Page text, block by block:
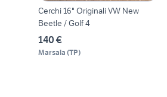
Cerchi 16" Originali VW New
Beetle / Golf 4
140 €
Marsala (TP)